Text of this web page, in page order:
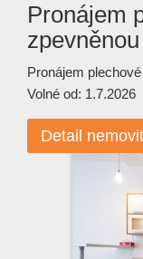
Pronájem
Pronájem
Volné od: 1.7.2026
Detail